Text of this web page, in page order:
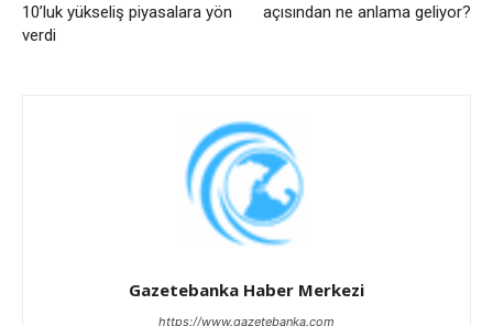
10’luk yükseliş piyasalara yön
verdi
açısından ne anlama geliyor?
Gazetebanka Haber Merkezi
https://www.gazetebanka.com